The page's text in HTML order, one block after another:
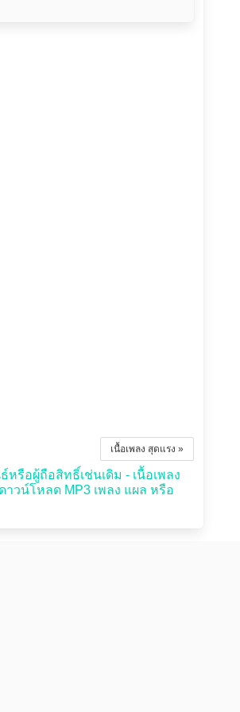
เนื้อเพลง สุดแรง »
รือผู้ถือสิทธิ์เช่นเดิม - เนื้อเพลง
วน์โหลด MP3 เพลง แผล หรือ